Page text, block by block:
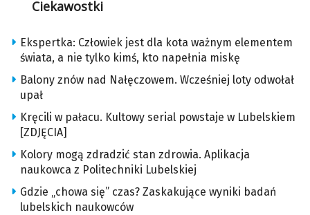
Ciekawostki
Ekspertka: Człowiek jest dla kota ważnym elementem
świata, a nie tylko kimś, kto napełnia miskę
Balony znów nad Nałęczowem. Wcześniej loty odwołał
upał
Kręcili w pałacu. Kultowy serial powstaje w Lubelskiem
[ZDJĘCIA]
Kolory mogą zdradzić stan zdrowia. Aplikacja
naukowca z Politechniki Lubelskiej
Gdzie „chowa się” czas? Zaskakujące wyniki badań
lubelskich naukowców